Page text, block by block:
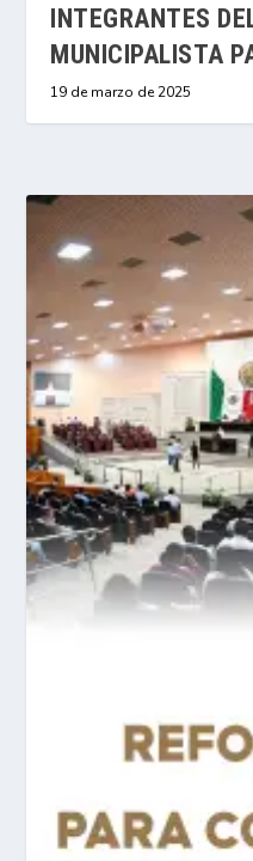
INTEGRANTES
MUNICIPALISTA
19 de marzo de 2025